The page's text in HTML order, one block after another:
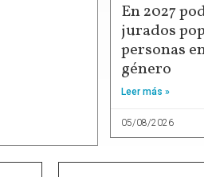
En 2027
jurados
personas
género
Leer más »
05/08/2026